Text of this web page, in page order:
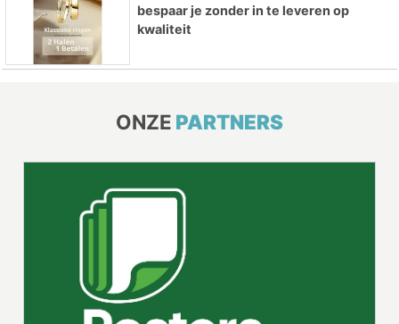
bespaar je zonder in te leveren op
kwaliteit
ONZE PARTNERS